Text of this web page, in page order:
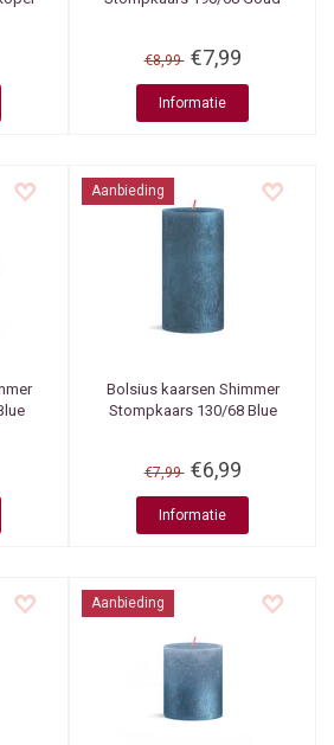
€8,99 €7,99
Informatie
Aanbieding
Bolsius kaarsen Shimmer
Stompkaars 130/68 Blue
€7,99 €6,99
Informatie
Aanbieding